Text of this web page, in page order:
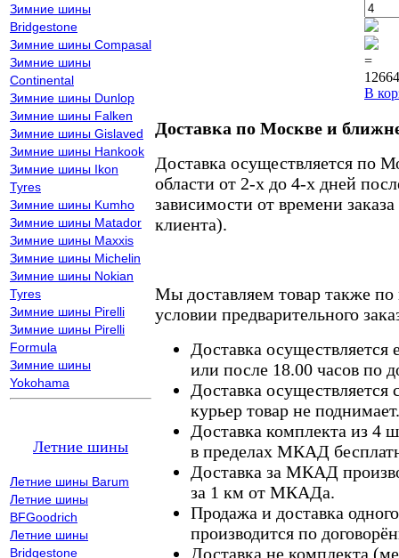
Зимние шины
Bridgestone
Зимние шины Compasal
Зимние шины
Continental
Зимние шины Dunlop
Зимние шины Falken
Зимние шины Gislaved
Зимние шины Hankook
Зимние шины Ikon
Tyres
Зимние шины Kumho
Зимние шины Matador
Зимние шины Maxxis
Зимние шины Michelin
Зимние шины Nokian
Tyres
Зимние шины Pirelli
Зимние шины Pirelli
Formula
Зимние шины
Yokohama
Летние шины
Летние шины Barum
Летние шины
BFGoodrich
Летние шины
Bridgestone
=
В
Доставка по Москве и
Доставка осуществляется по
области от 2-х до 4-х дней
зависимости от времени
клиента).
Мы доставляем товар также
условии предварительного
Доставка осуществляется
или после 18.00 часов по
Доставка осуществляется
курьер товар не поднимает.
Доставка комплекта из 4
в пределах МКАД
Доставка за МКАД
за 1 км от МКАДа.
Продажа и доставка
производится по
Доставка не комплекта